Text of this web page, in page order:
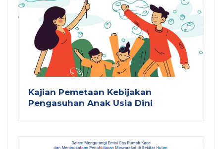
Kajian Pemetaan Kebijakan
Pengasuhan Anak Usia Dini